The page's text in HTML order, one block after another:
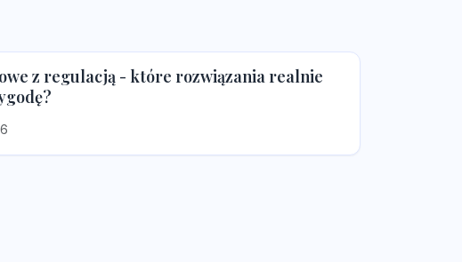
z regulacją - które rozwiązania realnie